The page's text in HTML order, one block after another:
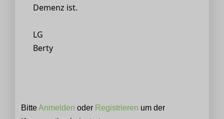
Demenz ist.
LG
Berty
BitteAnmelden oder Registrieren um der